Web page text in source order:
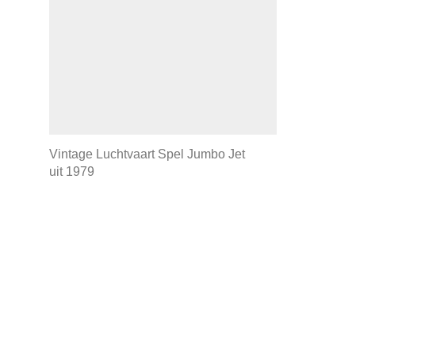
Vintage Luchtvaart Spel Jumbo Jet
uit 1979